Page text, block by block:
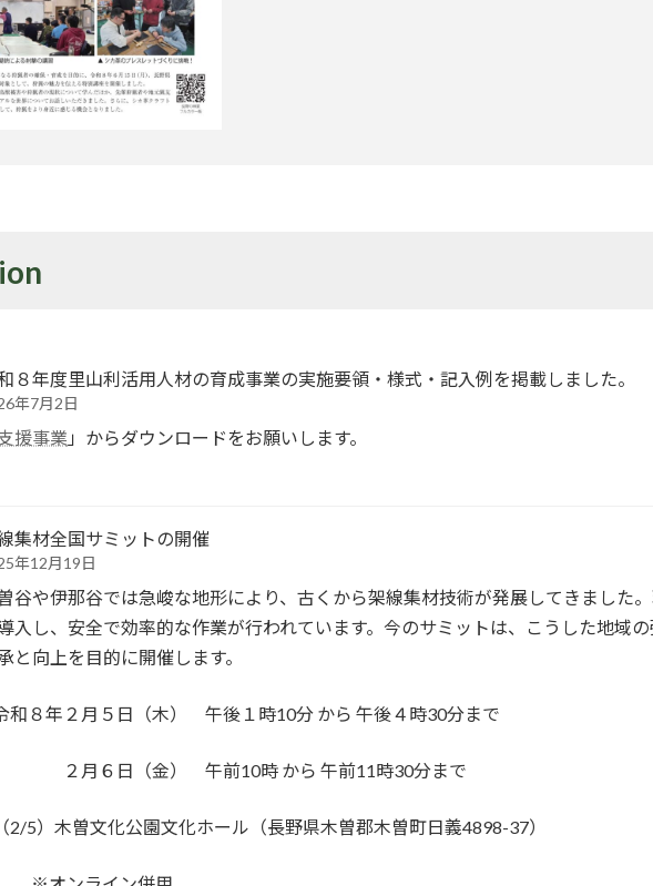
８年度里山利活用人材の育成事業の実施要領・様式・記入例を掲載しました。
年7月2日
援事業 」からダウンロードをお願いします。
集材全国サミットの開催
年12月19日
谷や伊那谷では急峻な地形により、古くから架線集材技術が発展してきました
⼊し、安全で効率的な作業が⾏われています。今のサミットは、こうした地域
と向上を目的に開催します。
２月５日（木） 午後１時10分 から 午後４時30分まで
） 午前10時 から 午前11時30分まで
曽文化公園文化ホール（長野県木曽郡木曽町日義4898-37）